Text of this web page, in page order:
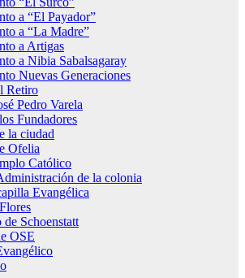
a “El Payador”
a “La Madre”
a Artigas
a Nibia Sabalsagaray
Nuevas Generaciones
Retiro
Pedro Varela
Fundadores
la ciudad
Ofelia
Católico
de la colonia
Evangélica
de Schoenstatt
OSE